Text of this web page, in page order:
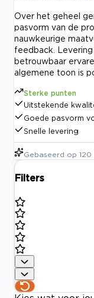
Over het geheel
pasvorm van de
nauwkeurige
feedback.
betrouwbaar
algemene toon is
Sterke punten
Uitstekende
Goede pasvorm
Snelle levering
Gebaseerd op 120
Filters